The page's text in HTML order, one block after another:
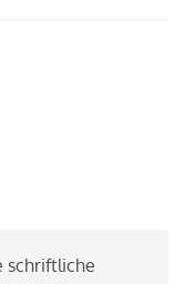
schrift­li­che